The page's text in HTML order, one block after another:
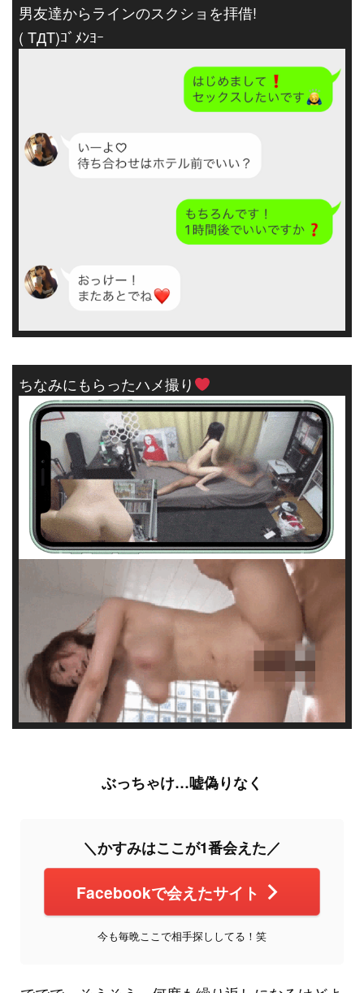
男友達からラインのスクショを拝借!
( TДT)ｺﾞﾒﾝﾖｰ
ちなみにもらったハメ撮り
ぶっちゃけ…嘘偽りなく
＼かすみはここが1番会えた／
Facebookで会えたサイト
今も毎晩ここで相手探ししてる！笑